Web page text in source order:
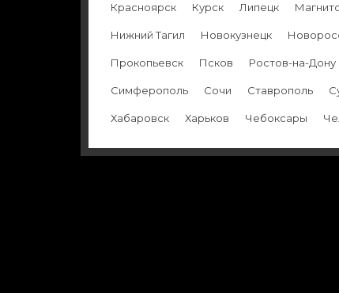
Красноярск Курск Липецк
Нижний Тагил Новокузнецк
Прокопьевск Псков Ростов-на-Дону
Симферополь Сочи Ставрополь
Хабаровск Харьков Чебоксары